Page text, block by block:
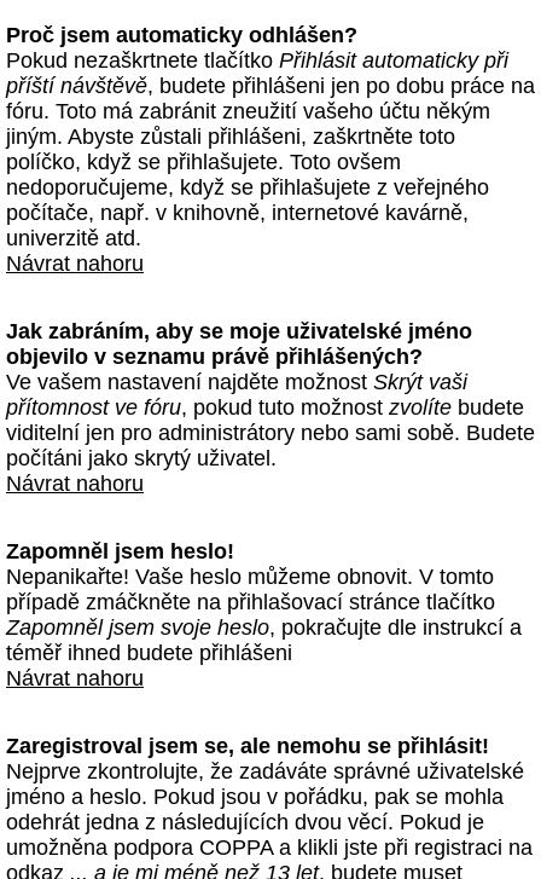
Proč jsem automaticky odhlášen?
Pokud nezaškrtnete tlačítko Přihlásit automaticky při
příští návštěvě, budete přihlášeni jen po dobu práce na
fóru. Toto má zabránit zneužití vašeho účtu někým
jiným. Abyste zůstali přihlášeni, zaškrtněte toto
políčko, když se přihlašujete. Toto ovšem
nedoporučujeme, když se přihlašujete z veřejného
počítače, např. v knihovně, internetové kavárně,
univerzitě atd.
Návrat nahoru
Jak zabráním, aby se moje uživatelské jméno
objevilo v seznamu právě přihlášených?
Ve vašem nastavení najděte možnost Skrýt vaši
přítomnost ve fóru, pokud tuto možnost zvolíte budete
viditelní jen pro administrátory nebo sami sobě. Budete
počítáni jako skrytý uživatel.
Návrat nahoru
Zapomněl jsem heslo!
Nepanikařte! Vaše heslo můžeme obnovit. V tomto
případě zmáčkněte na přihlašovací stránce tlačítko
Zapomněl jsem svoje heslo, pokračujte dle instrukcí a
téměř ihned budete přihlášeni
Návrat nahoru
Zaregistroval jsem se, ale nemohu se přihlásit!
Nejprve zkontrolujte, že zadáváte správné uživatelské
jméno a heslo. Pokud jsou v pořádku, pak se mohla
odehrát jedna z následujících dvou věcí. Pokud je
umožněna podpora COPPA a klikli jste při registraci na
odkaz ... a je mi méně než 13 let, budete muset